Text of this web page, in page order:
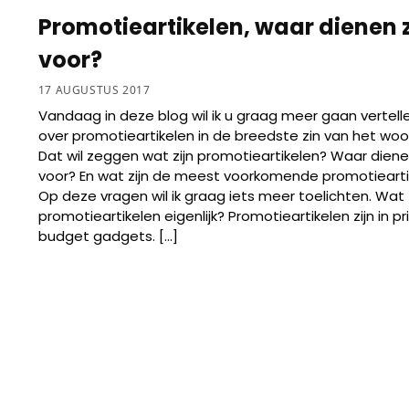
Promotieartikelen, waar dienen
voor?
17 AUGUSTUS 2017
Vandaag in deze blog wil ik u graag meer gaan
over promotieartikelen in de breedste zin van het
Dat wil zeggen wat zijn promotieartikelen? Waar
voor? En wat zijn de meest voorkomende
Op deze vragen wil ik graag iets meer toelichten. Wat
promotieartikelen eigenlijk? Promotieartikelen zijn in
budget gadgets. […]